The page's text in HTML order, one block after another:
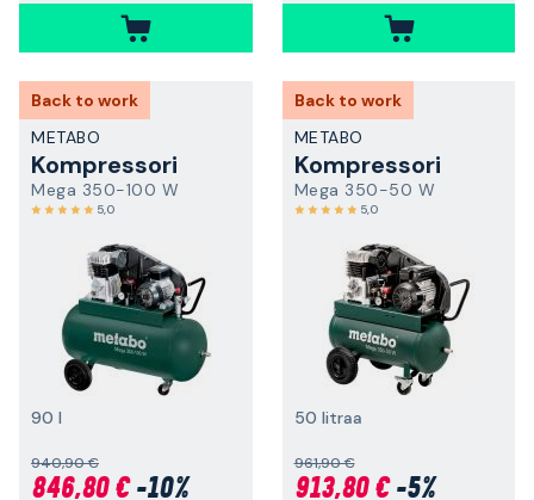
Back to work
METABO
Kompressori
Mega 350-100 W
5,0
90 l
940,90 €
846,80 €-10%
Back to work
METABO
Kompressori
Mega 350-50 W
5,0
50 litraa
961,90 €
913,80 €-5%